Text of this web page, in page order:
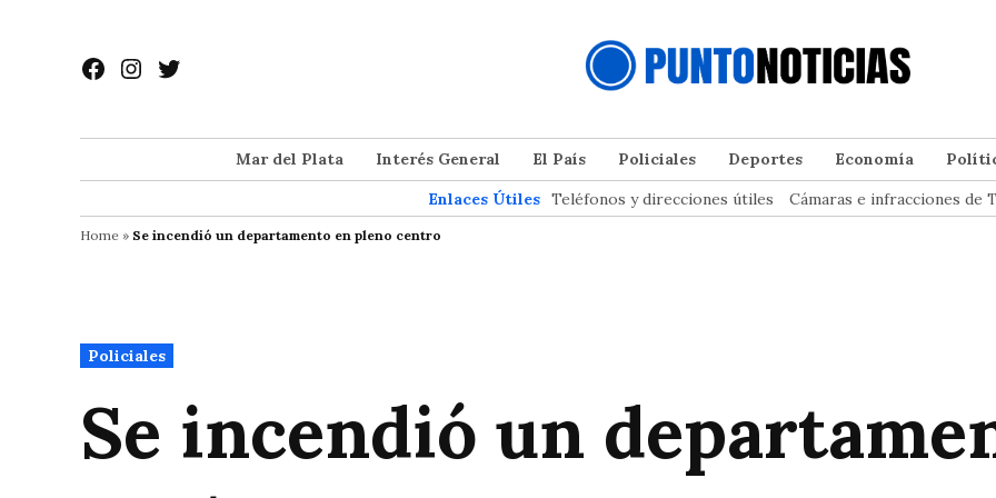
contenido
Facebook
Instagram
Twitter
Mar del Plata Interés General El País Policiales Deportes Economía
Enlaces Útiles Teléfonos y direcciones útiles Cámaras e infracciones de
Home » Se incendió un departamento en pleno centro
Publicado
en
Policiales
Se incendió un